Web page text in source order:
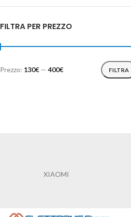
FILTRA PER PREZZO
FILTRA
Prezzo: 130€ — 400€
XIAOMI